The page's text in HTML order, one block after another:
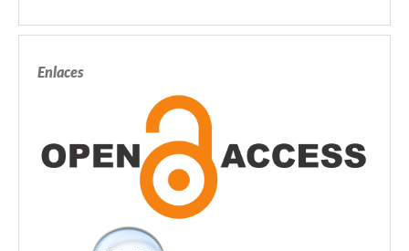
Enlaces